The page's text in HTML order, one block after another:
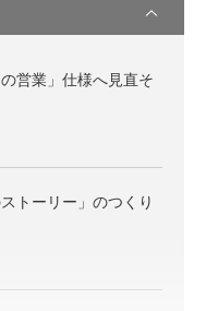
営業」仕様へ見直そ
トーリー」のつくり